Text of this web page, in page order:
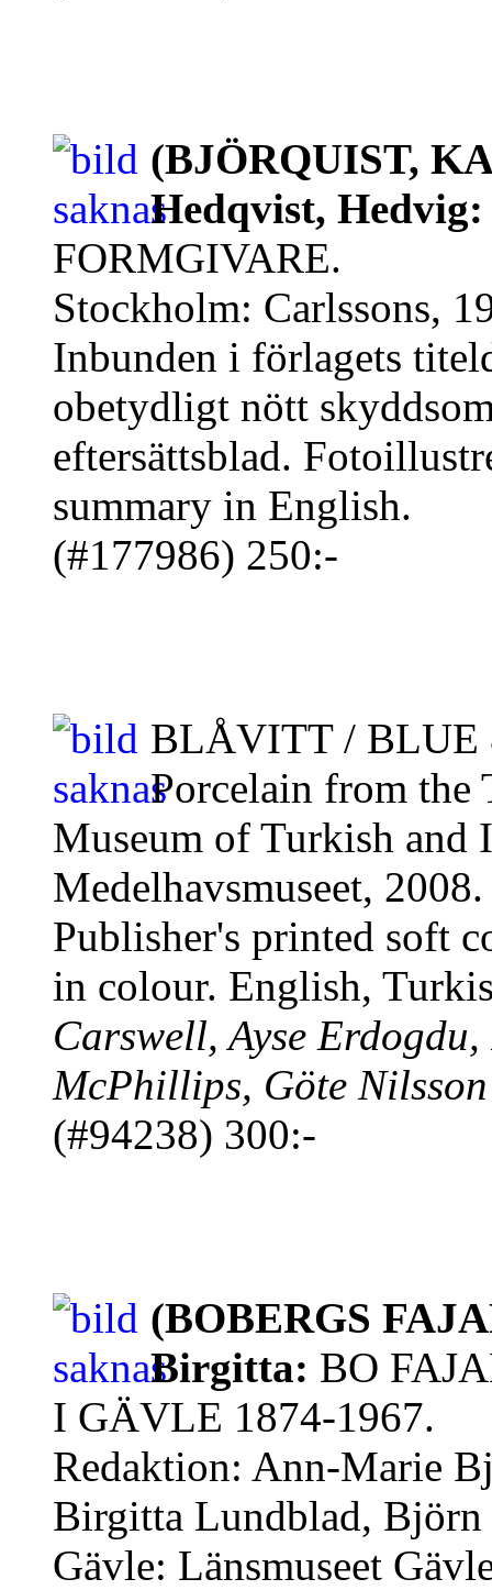
(BJÖRQUIST,
Hedqvist, Hedvig:
FORMGIVARE.
Stockholm: Carlssons,
Inbunden i förlagets
obetydligt nött
eftersättsblad.
summary in English.
(#177986) 250:-
BLÅVITT / BLUE
Porcelain from the
Museum of Turkish and
Medelhavsmuseet,
Publisher's printed soft
in colour. English,
Carswell, Ayse
McPhillips, Göte
(#94238) 300:-
(BOBERGS
Birgitta: BO
I GÄVLE 1874-1967.
Redaktion: Ann-Marie
Birgitta Lundblad, Björn
Gävle: Länsmuseet